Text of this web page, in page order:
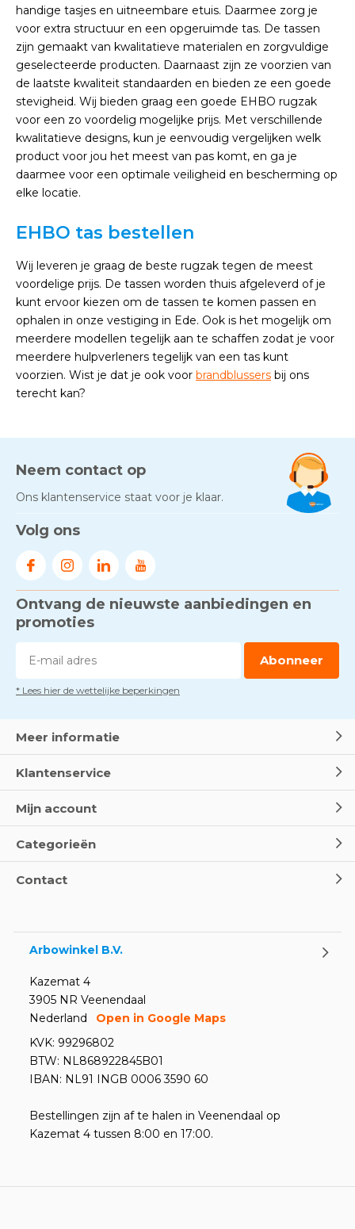
handige tasjes en uitneembare etuis. Daarmee zorg je
voor extra structuur en een opgeruimde tas. De tassen
zijn gemaakt van kwalitatieve materialen en zorgvuldige
geselecteerde producten. Daarnaast zijn ze voorzien van
de laatste kwaliteit standaarden en bieden ze een goede
stevigheid. Wij bieden graag een goede EHBO rugzak
voor een zo voordelig mogelijke prijs. Met verschillende
kwalitatieve designs, kun je eenvoudig vergelijken welk
product voor jou het meest van pas komt, en ga je
daarmee voor een optimale veiligheid en bescherming op
elke locatie.
EHBO tas bestellen
Wij leveren je graag de beste rugzak tegen de meest
voordelige prijs. De tassen worden thuis afgeleverd of je
kunt ervoor kiezen om de tassen te komen passen en
ophalen in onze vestiging in Ede. Ook is het mogelijk om
meerdere modellen tegelijk aan te schaffen zodat je voor
meerdere hulpverleners tegelijk van een tas kunt
voorzien. Wist je dat je ook voor brandblussers bij ons
terecht kan?
Neem contact op
Ons klantenservice staat voor je klaar.
Volg ons
Ontvang de nieuwste aanbiedingen en
promoties
Abonneer
* Lees hier de wettelijke beperkingen
Meer informatie
Klantenservice
Mijn account
Categorieën
Contact
Arbowinkel B.V.
Kazemat 4
3905 NR Veenendaal
Nederland
Open in Google Maps
KVK: 99296802
BTW: NL868922845B01
IBAN: NL91 INGB 0006 3590 60
Bestellingen zijn af te halen in Veenendaal op
Kazemat 4 tussen 8:00 en 17:00.